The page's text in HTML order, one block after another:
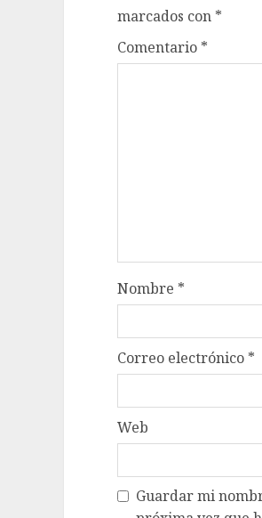
marcados con *
Comentario *
Nombre *
Correo electrónico *
Web
Guardar mi